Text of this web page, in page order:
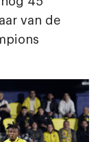
van de